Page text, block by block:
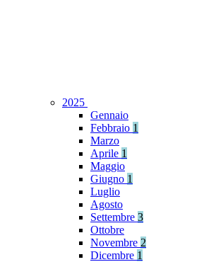
2025
Gennaio
Febbraio 1
Marzo
Aprile 1
Maggio
Giugno 1
Luglio
Agosto
Settembre 3
Ottobre
Novembre 2
Dicembre 1